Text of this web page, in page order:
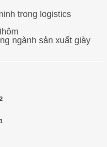
tô
trong logistics
ngành sản xuất giày